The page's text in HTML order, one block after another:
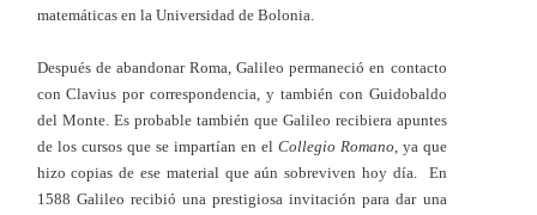
matemáticas en la Universidad de Bolonia.
Después de abandonar Roma, Galileo permaneció en contacto
con Clavius por correspondencia, y también con Guidobaldo
del Monte. Es probable también que Galileo recibiera apuntes
de los cursos que se impartían en el Collegio Romano, ya que
hizo copias de ese material que aún sobreviven hoy día. En
1588 Galileo recibió una prestigiosa invitación para dar una